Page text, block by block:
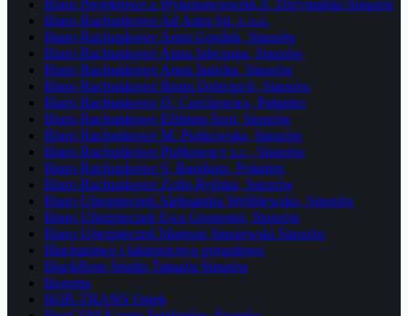
Biuro Projektowe z Wykonawstwem Z. Drzymalski Staszów
Biuro Rachunkowe Ad Astra Sp. z o.o.
Biuro Rachunkowe Anna Gozdek, Staszów
Biuro Rachunkowe Anna Jabczuga, Staszów
Biuro Rachunkowe Anna Janicka, Staszów
Biuro Rachunkowe Beata Dzieciuch, Staszów
Biuro Rachunkowe D. Czechowicz, Połaniec
Biuro Rachunkowe Elżbieta Szot, Staszów
Biuro Rachunkowe M. Piątkowska, Staszów
Biuro Rachunkowe Piątkowscy s.c., Staszów
Biuro Rachunkowe S. Barabasz, Połaniec
Biuro Rachunkowe Zofia Ryńska, Staszów
Biuro Ubezpieczeń Aleksandra Wróblewska, Staszów
Biuro Ubezpieczeń Ewa Gronostaj, Staszów
Biuro Ubezpieczeń Mateusz Staszewski Staszów
Blacharstwo i lakiernictwo pojazdowe
BlackRose Studio Tatuażu Staszów
Bogoria
BOR-TRANS Osiek